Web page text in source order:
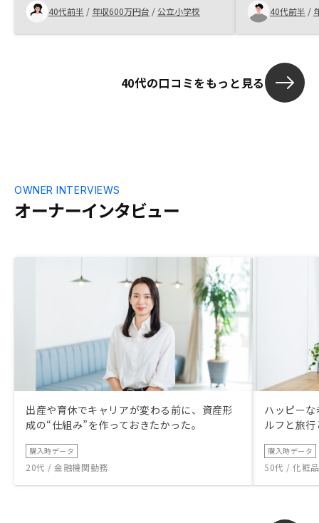
どの社員の方も迅速で素晴らしい対応でし
た。1.物件紹介から契約までの時間をもう
少しほしいです。2.住んでいる地域に担当
却されるまでの間、不安でした。
40代前半 / 年収600万円台 / 公立小学校 40代前半 /
40代の口コミをもっと見る
オーナーインタビュー
OWNER INTERVIEWS
出産や育休でキャリアが変わる前に、資産形
成の“仕組み”を作っておきたかった。
購入時データ
20代 / 金融機関勤務
ハッピー
ルフと旅
購入時データ
50代 / 化粧